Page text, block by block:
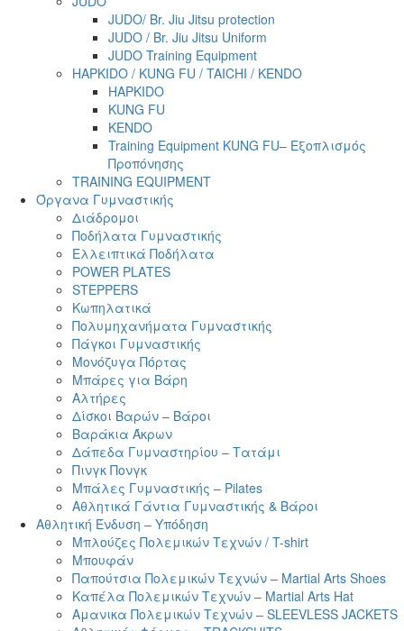
JUDO/ Br. Jiu Jitsu protection
JUDO / Br. Jiu Jitsu Uniform
JUDO Training Equipment
HAPKIDO / KUNG FU / TAICHI / KENDO
HAPKIDO
KUNG FU
KENDO
Training Equipment KUNG FU– Εξοπλισμός
Προπόνησης
TRAINING EQUIPMENT
Όργανα Γυμναστικής
Διάδρομοι
Ποδήλατα Γυμναστικής
Ελλειπτικά Ποδήλατα
POWER PLΑTES
STEPPERS
Κωπηλατικά
Πολυμηχανήματα Γυμναστικής
Πάγκοι Γυμναστικής
Μονόζυγα Πόρτας
Μπάρες για Βάρη
Αλτήρες
Δίσκοι Βαρών – Βάροι
Βαράκια Άκρων
Δάπεδα Γυμναστηρίου – Τατάμι
Πινγκ Πονγκ
Μπάλες Γυμναστικής – Pilates
Αθλητικά Γάντια Γυμναστικής & Βάροι
Αθλητική Ένδυση – Υπόδηση
Μπλούζες Πολεμικών Τεχνών / T-shirt
Μπουφάν
Παπούτσια Πολεμικών Τεχνών – Martial Arts Shoes
Καπέλα Πολεμικών Τεχνών – Martial Arts Hat
Αμανικα Πολεμικών Τεχνών – SLEEVLESS JACKETS